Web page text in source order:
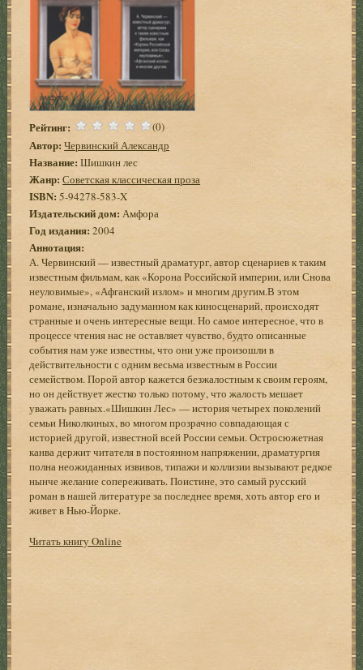
Рейтинг: (0)
Автор: Червинский Александр
Название: Шишкин лес
Жанр: Советская классическая проза
ISBN: 5-94278-583-X
Издательский дом: Амфора
Год издания: 2004
Аннотация:
А. Червинский — известный драматург, автор сценариев к таким
известным фильмам, как «Корона Российской империи, или Снова
неуловимые», «Афганский излом» и многим другим.В этом
романе, изначально задуманном как киносценарий, происходят
странные и очень интересные вещи. Но самое интересное, что в
процессе чтения нас не оставляет чувство, будто описанные
события нам уже известны, что они уже произошли в
действительности с одним весьма известным в России
семейством. Порой автор кажется безжалостным к своим героям,
но он действует жестко только потому, что жалость мешает
уважать равных.«Шишкин Лес» — история четырех поколений
семьи Николкиных, во многом прозрачно совпадающая с
историей другой, известной всей России семьи. Остросюжетная
канва держит читателя в постоянном напряжении, драматургия
полна неожиданных извивов, типажи и коллизии вызывают редкое
нынче желание сопереживать. Поистине, это самый русский
роман в нашей литературе за последнее время, хоть автор его и
живет в Нью-Йорке.
Читать книгу Online